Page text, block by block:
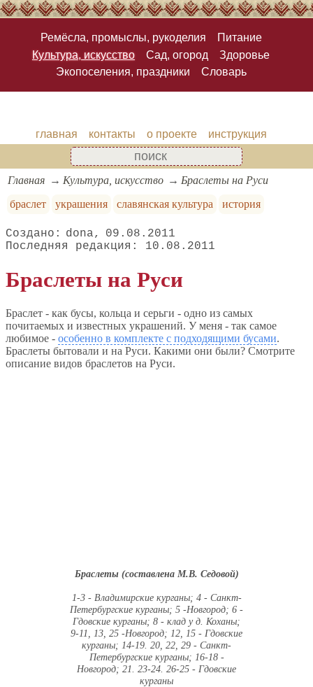
Ремёсла, промыслы, рукоделия
Питание
Культура, искусство
Сад, огород
Здоровье
Экопоселения, праздники
Словарь
главная контакты о проекте инструкция
Главная Культура, искусство
Браслеты на Руси
браслет
украшения славянская культура история
dona
09.08.2011
10.08.2011
Браслеты на Руси
Браслет - как бусы, кольца и серьги - одно из самых
почитаемых и известных украшений. У меня - так самое
любимое - особенно в комплекте с подходящими бусами.
Браслеты бытовали и на Руси. Какими они были? Смотрите
описание видов браслетов на Руси.
Браслеты (составлена М.В. Седовой)
1-3 - Владимирские курганы; 4 - Санкт-
Петербургские курганы; 5 -Новгород; 6 -
Гдовские курганы; 8 - клад у д. Коханы;
9-11, 13, 25 -Новгород; 12, 15 - Гдовские
курганы; 14-19. 20, 22, 29 - Санкт-
Петербургские курганы; 16-18 -
Новгород; 21. 23-24. 26-25 - Гдовские
курганы